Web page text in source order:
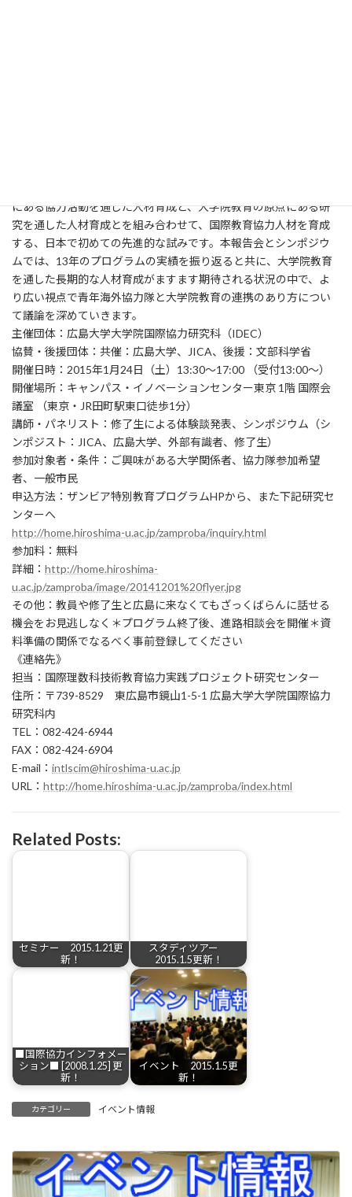
にある協力活動を通した人材育成と、大学院教育の原点にある研
究を通した人材育成とを組み合わせて、国際教育協力人材を育成
する、日本で初めての先進的な試みです。本報告会とシンポジウ
ムでは、13年のプログラムの実績を振り返ると共に、大学院教育
を通した長期的な人材育成がますます期待される状況の中で、よ
り広い視点で青年海外協力隊と大学院教育の連携のあり方につい
て議論を深めていきます。
主催団体：広島大学大学院国際協力研究科（IDEC）
協賛・後援団体：共催：広島大学、JICA、後援：文部科学省
開催日時：2015年1月24日（土）13:30～17:00 （受付13:00～）
開催場所：キャンパス・イノベーションセンター東京 1階 国際会
議室 （東京・JR田町駅東口徒歩1分）
講師・パネリスト：修了生による体験談発表、シンポジウム（シ
ンポジスト：JICA、広島大学、外部有識者、修了生）
参加対象者・条件：ご興味がある大学関係者、協力隊参加希望
者、一般市民
申込方法：ザンビア特別教育プログラムHPから、また下記研究セ
ンターへ
http://home.hiroshima-u.ac.jp/zamproba/inquiry.html
参加料：無料
詳細： http://home.hiroshima-
u.ac.jp/zamproba/image/20141201%20flyer.jpg
その他：教員や修了生と広島に来なくてもざっくばらんに話せる
機会をお見逃しなく＊プログラム終了後、進路相談会を開催＊資
料準備の関係でなるべく事前登録してください
《連絡先》
担当：国際理数科技術教育協力実践プロジェクト研究センター
住所：〒739-8529 東広島市鏡山1-5-1 広島大学大学院国際協力
研究科内
TEL：082-424-6944
FAX：082-424-6904
E-mail： intlscim@hiroshima-u.ac.jp
URL： http://home.hiroshima-u.ac.jp/zamproba/index.html
Related Posts:
セミナー 2015.1.21更
新！
スタディツアー
2015.1.5更新！
■国際協力インフォメー
ション■ [2008.1.25] 更
新！
イベント 2015.1.5更
新！
カテゴリー イベント情報